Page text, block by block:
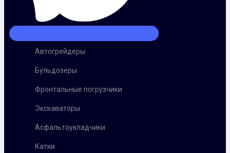
Автогрейдеры
Бульдозеры
Фронтальные погрузчики
Экскаваторы
Асфальтоукладчики
Катки